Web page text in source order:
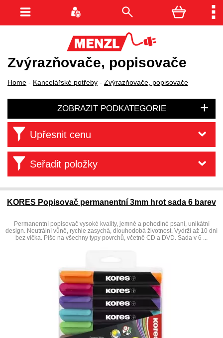
Zvýrazňovače, popisovače
Home - Kancelářské potřeby - Zvýrazňovače, popisovače
ZOBRAZIT PODKATEGORIE
Upřesnit cenu
Seřadit položky
KORES Popisovač permanentní 3mm hrot sada 6 barev
Permanentní popisovač vysoké kvality, jemné a pohodlné psaní, unikátní
design. Neutrální vůně, rychle zasychá, dlouhodobá životnost. Vydrží až 10 dní
bez víčka. Píše na všechny typy povrchů, včetně CD a DVD. Sada v 6 ...